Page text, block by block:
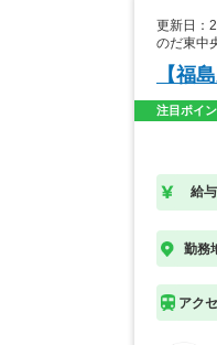
更新日：
のだ東中
【福
注目ポイン
給与
勤務
アク